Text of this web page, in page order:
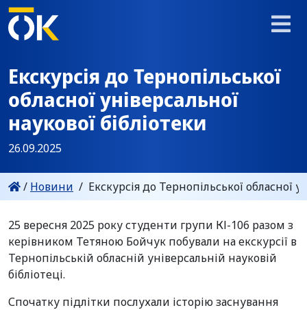
Екскурсія до Тернопільської
обласної універсальної
наукової бібліотеки
26.09.2025
/ Новини / Екскурсія до Тернопільської обласної
25 вересня 2025 року студенти групи КІ-106 разом з
керівником Тетяною Бойчук побували на екскурсії в
Тернопільській обласній універсальній науковій
бібліотеці.
Спочатку підлітки послухали історію заснування